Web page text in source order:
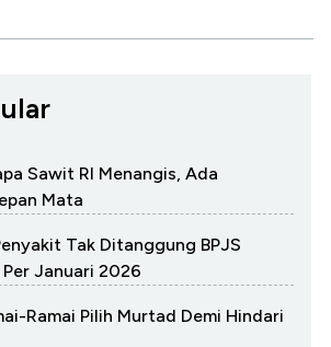
Sawit RI Menangis, Ada
Mata
Tak Ditanggung BPJS
Januari 2026
Ramai Pilih Murtad Demi Hindari